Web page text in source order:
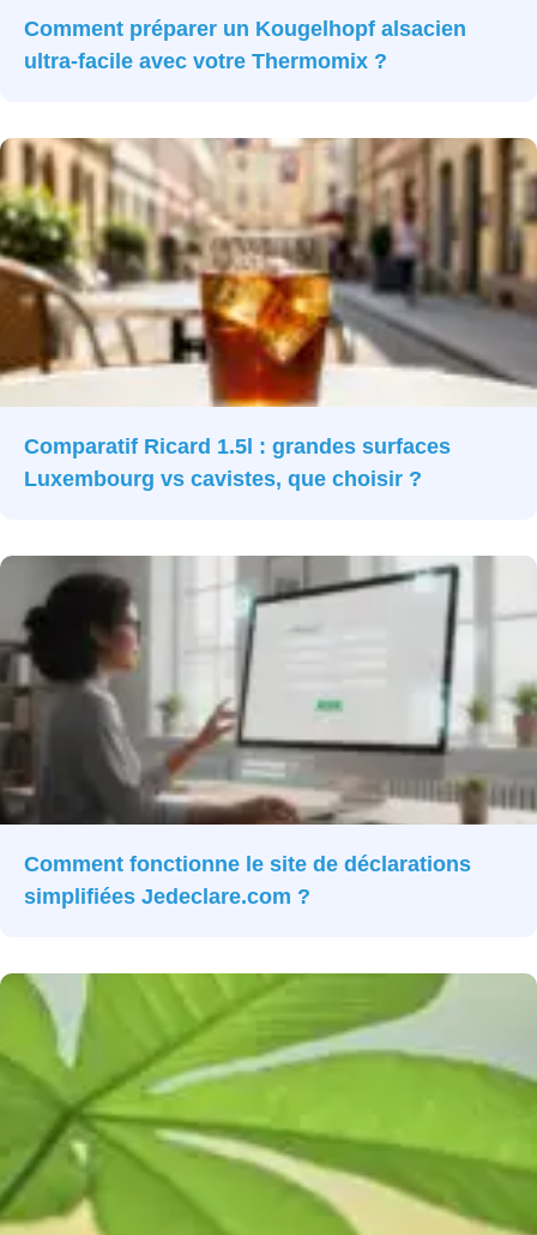
Comment préparer un Kougelhopf alsacien
ultra-facile avec votre Thermomix ?
Comparatif Ricard 1.5l : grandes surfaces
Luxembourg vs cavistes, que choisir ?
Comment fonctionne le site de déclarations
simplifiées Jedeclare.com ?